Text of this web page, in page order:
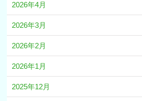
2026年4月
2026年3月
2026年2月
2026年1月
2025年12月